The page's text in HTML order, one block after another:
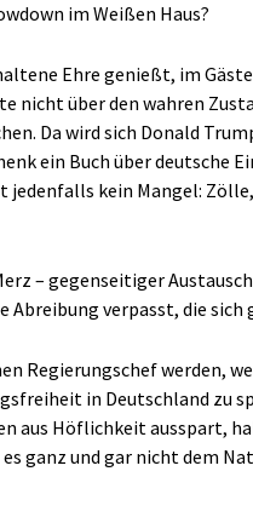
im Weißen Haus?
Ehre genießt, im
nicht über den wahren
Da wird sich Donald
ein Buch über deutsche
kein Mangel:
– gegenseitiger
verpasst, die sich
Regierungschef werden,
in Deutschland zu
aus Höflichkeit ausspart,
ganz und gar nicht dem